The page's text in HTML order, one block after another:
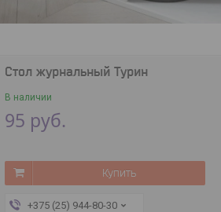
Стол журнальный Турин
В наличии
95 руб.
Купить
+375 (25) 944-80-30